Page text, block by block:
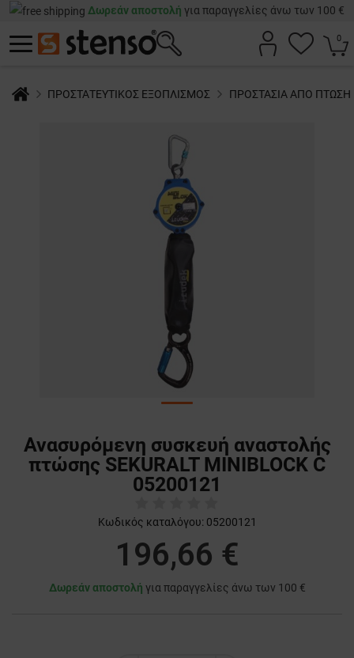
Δωρεάν αποστολή για παραγγελίες άνω των 100 €
0
ΠΡΟΣΤΑΤΕΥΤΙΚΟΣ ΕΞΟΠΛΙΣΜΟΣ ΠΡΟΣΤΑΣΙΑ ΑΠΟ ΠΤΩΣΗ
Ανασυρόμενη συσκευή αναστολής
πτώσης SEKURALT MINIBLOCK C
05200121
Κωδικός καταλόγου: 05200121
196,66 €
Δωρεάν αποστολή για παραγγελίες άνω των 100 €